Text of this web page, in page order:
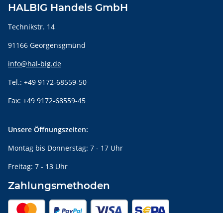
HALBIG Handels GmbH
Technikstr. 14
91166 Georgensgmünd
info@hal-big.de
Tel.: +49 9172-68559-50
Fax: +49 9172-68559-45
Unsere Öffnungszeiten:
Montag bis Donnerstag: 7 - 17 Uhr
Freitag: 7 - 13 Uhr
Zahlungsmethoden